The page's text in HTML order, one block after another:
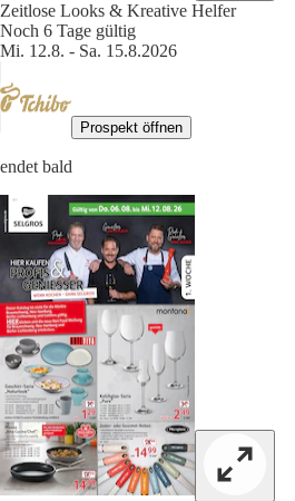
Zeitlose Looks & Kreative Helfer
Noch 6 Tage gültig
Mi. 12.8. - Sa. 15.8.2026
Prospekt öffnen
endet bald